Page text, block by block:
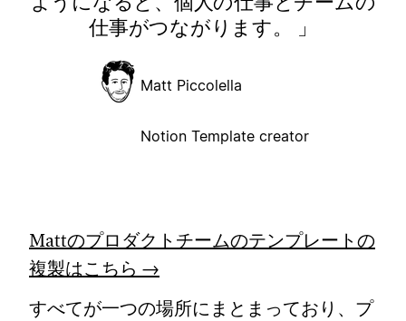
仕事がつながります。
Matt Piccolella
Notion Template creator
Mattのプロダクトチームのテンプレートの
複製はこちら →
すべてが一つの場所にまとまっており、プ